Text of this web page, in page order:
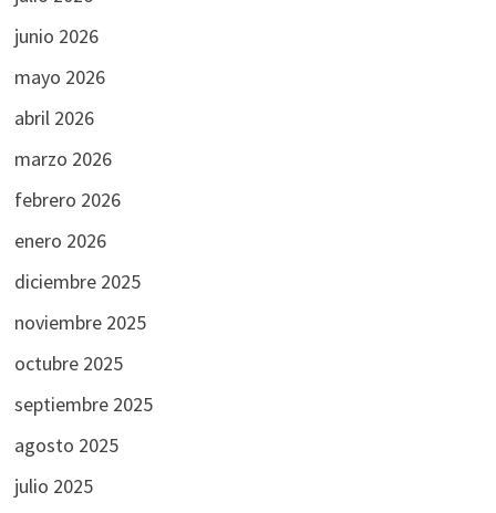
junio 2026
mayo 2026
abril 2026
marzo 2026
febrero 2026
enero 2026
diciembre 2025
noviembre 2025
octubre 2025
septiembre 2025
agosto 2025
julio 2025